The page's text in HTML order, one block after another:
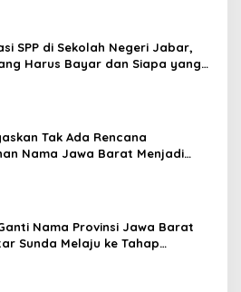
SPP di Sekolah Negeri Jabar,
Harus Bayar dan Siapa yang
Tak Ada Rencana
Nama Jawa Barat Menjadi
Nama Provinsi Jawa Barat
Sunda Melaju ke Tahap